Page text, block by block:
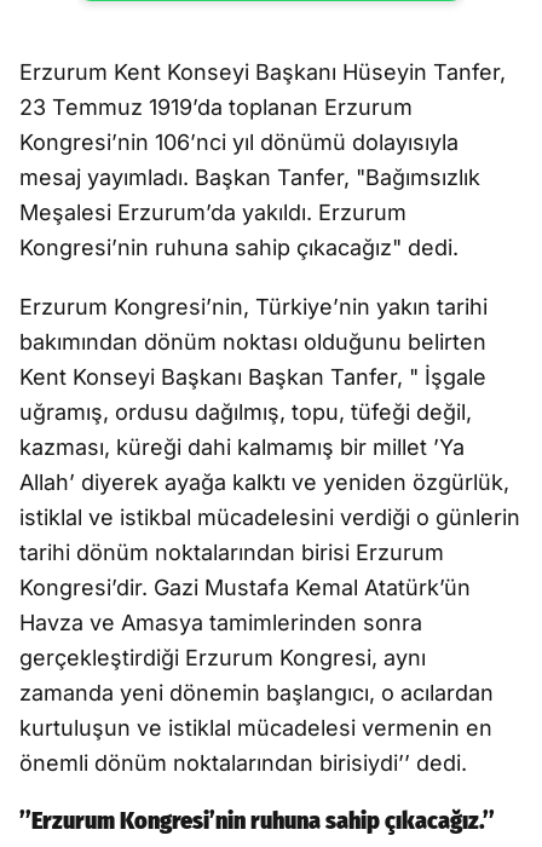
Erzurum Kent Konseyi Başkanı Hüseyin Tanfer,
23 Temmuz 1919’da toplanan Erzurum
Kongresi’nin 106’nci yıl dönümü dolayısıyla
mesaj yayımladı. Başkan Tanfer, "Bağımsızlık
Meşalesi Erzurum’da yakıldı. Erzurum
Kongresi’nin ruhuna sahip çıkacağız" dedi.
Erzurum Kongresi’nin, Türkiye’nin yakın tarihi
bakımından dönüm noktası olduğunu belirten
Kent Konseyi Başkanı Başkan Tanfer, " İşgale
uğramış, ordusu dağılmış, topu, tüfeği değil,
kazması, küreği dahi kalmamış bir millet ’Ya
Allah’ diyerek ayağa kalktı ve yeniden özgürlük,
istiklal ve istikbal mücadelesini verdiği o günlerin
tarihi dönüm noktalarından birisi Erzurum
Kongresi’dir. Gazi Mustafa Kemal Atatürk’ün
Havza ve Amasya tamimlerinden sonra
gerçekleştirdiği Erzurum Kongresi, aynı
zamanda yeni dönemin başlangıcı, o acılardan
kurtuluşun ve istiklal mücadelesi vermenin en
önemli dönüm noktalarından birisiydi’’ dedi.
’’Erzurum Kongresi’nin ruhuna sahip çıkacağız.’’